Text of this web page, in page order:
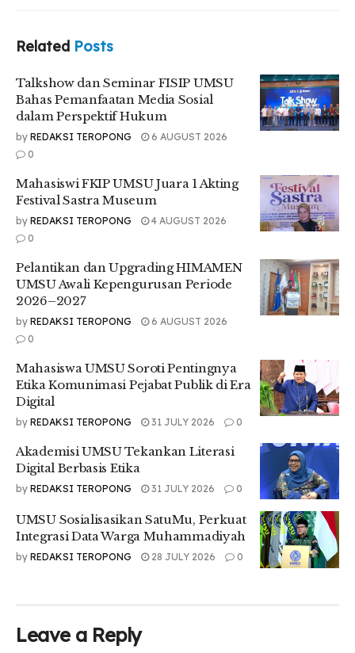
“Critical thinking ini sangat kita butuhkan agar kita bisa
Haryanto juga mengatakan kemampuan kognitif dan
disposisi intelektual juga dibutuhkan.
“Kemampuan kognitif dan disposisi intelektual dibutuhkan
untuk mengidentifikasi masalah secara efektif, analisa dan
mengevaluasi argument serta klaim kebenaran untuk
mengatasi konsepsi pribadi, dan alasan yang meyakini untuk
mendukung kesimpulan dalam membuat keputusan yang
tepat terhadap apa yang hendak diyakini dan apa yang
harus di lakukan,” tambahnya.
Selanjutnya, Haryanto mengatakan standard untuk berpikir
kritis.
“Standard untuk berpikir kritis adalah dengan kejernihan,
ketepatan, keakuratan, relevansi, ketepatan secara logika,
Sella Mutiara, Ketua Umum, menyampaikan bahwa
seseorang berpikir kritis akan lebih mudah menginteraksi
sikap.
“Dengan berpikir kritis seseorang akan lebih mudah dalam
menginteraksi sikapnya dan mengetahui apa yang harus di
percayai nya dan melihat adanya kebutuhan tersebut,”
ucapnya.
Harapan pemimpin umum Gema Budaya dalam webinar ini
agar kita semua dapat menjadi orang yang dapat berpikir
secara kritis.
disampaikan oleh pemateri dapat bermanfaat bagi kita
semua,” harapnya.
Related Posts
Talkshow dan Seminar FISIP UMSU
Bahas Pemanfaatan Media Sosial
dalam Perspektif Hukum
by REDAKSI TEROPONG
6 AUGUST 2026
0
Mahasiswi FKIP UMSU Juara 1 Akting
Festival Sastra Museum
by REDAKSI TEROPONG
4 AUGUST 2026
0
Pelantikan dan Upgrading HIMAMEN
UMSU Awali Kepengurusan Periode
2026–2027
by REDAKSI TEROPONG
6 AUGUST 2026
0
Mahasiswa UMSU Soroti Pentingnya
Etika Komunimasi Pejabat Publik di Era
Digital
by REDAKSI TEROPONG 31 JULY 2026 0
Akademisi UMSU Tekankan Literasi
Digital Berbasis Etika
by REDAKSI TEROPONG 31 JULY 2026 0
UMSU Sosialisasikan SatuMu, Perkuat
Integrasi Data Warga Muhammadiyah
by REDAKSI TEROPONG 28 JULY 2026 0
Leave a Reply